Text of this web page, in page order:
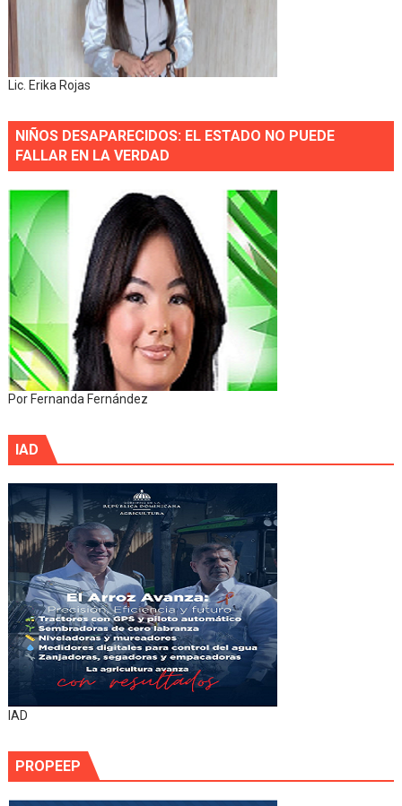
Lic. Erika Rojas
NIÑOS DESAPARECIDOS: EL ESTADO NO PUEDE
FALLAR EN LA VERDAD
Por Fernanda Fernández
IAD
IAD
PROPEEP